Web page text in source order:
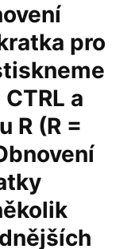
pro
a
R (R =